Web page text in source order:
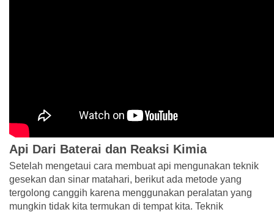
Api Dari Baterai dan Reaksi Kimia
Setelah mengetaui cara membuat api mengunakan teknik
gesekan dan sinar matahari, berikut ada metode yang
tergolong canggih karena menggunakan peralatan yang
mungkin tidak kita termukan di tempat kita. Teknik